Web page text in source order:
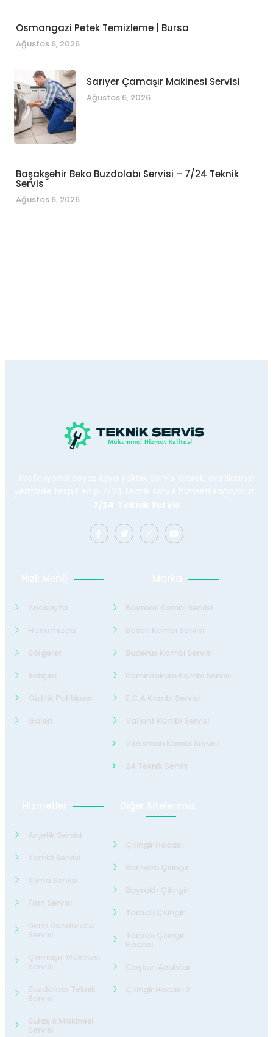
Osmangazi Petek Temizleme | Bursa
Ağustos 6, 2026
Sarıyer Çamaşır Makinesi Servisi
Ağustos 6, 2026
Başakşehir Beko Buzdolabı Servisi – 7/24 Teknik
Servis
Ağustos 6, 2026
Profesyonel Beyaz Eşya Teknik Servisi olarak, arızalarınızı
yerinizde tespit edip 7/24 teknik servis hizmeti sağlıyoruz.
7/24 Teknik Servis
Hızlı Menü
Anasayfa
Hakkımızda
Bölgeler
İletişim
Gizlilik Politikası
Galeri
Marka
Baymak Kombi Servisi
Bosch Kombi Servisi
Buderus Kombi Servisi
Demirdöküm Kombi Servisi
E.C.A Kombi Servisi
Valiant Kombi Servisi
Viessman Kombi Servisi
24 Teknik Servis
Hizmetler
Arçelik Servisi
Kombi Servisi
Klima Servisi
Fırın Servisi
Derin Dondurucu
Servisi
Çamaşır Makinesi
Servisi
Buzdolabı Teknik
Servisi
Bulaşık Makinesi
Servisi
Diğer Sitelerimiz
Çilingir Hocası
Bornova Çilingir
Bayraklı Çilingir
Torbalı Çilingir
Torbalı Çilingir
Hocası
Coşkun Anahtar
Çilingir Hocası 2